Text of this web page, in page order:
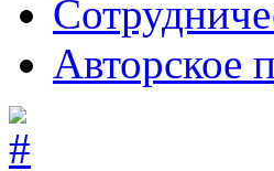
Авторское